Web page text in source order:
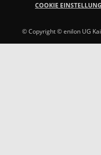
COOKIE
© Copyright © enilon UG